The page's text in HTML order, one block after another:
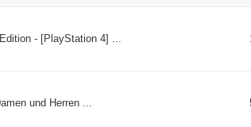
- [PlayStation 4] ...
und Herren ...